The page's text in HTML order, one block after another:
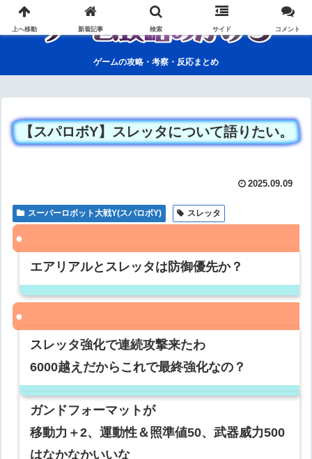
ゲームの攻略・考察・反応まとめ
【スパロボY】スレッタについて語りたい。
2025.09.09
スーパーロボット大戦Y(スパロボY) スレッタ
エアリアルとスレッタは防御優先か？
スレッタ強化で連続攻撃来たわ
6000越えだからこれで最終強化なの？
ガンドフォーマットが
移動力＋2、運動性＆照準値50、武器威力500
はなかなかいいな
上へ移動 新着記事 検索 サイド コメント